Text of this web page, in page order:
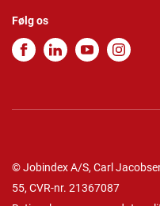
Følg os
© Jobindex A/S, Carl
55, CVR-nr. 21367087